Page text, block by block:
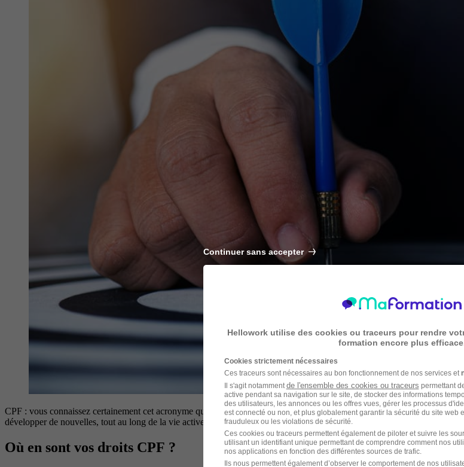
CPF : vous connaissez certainement cet acronyme qui désigne le compte personnel de formation (CPF). Ce dispositif
développer de nouvelles, tout au long de la vie active. Vous avez besoin de changement dans votre vie professionnelle ?
Où en sont vos droits CPF ?
Continuer sans accepter
Hellowork utilise des cookies ou traceurs pour rendre
formation encore plus
Cookies strictement nécessaires
Ces traceurs sont nécessaires au bon fonctionnement de nos services et
Il s'agit notamment de l'ensemble des cookies ou traceurs permettant
active pendant sa navigation sur le site, de stocker des informations
des utilisateurs, les annonces ou les offres vues, gérer les processus
est connecté ou non, et plus globalement garantir la sécurité du site web
frauduleux ou les violations de sécurité.
Ces cookies ou traceurs permettent également de piloter et suivre les
utilisant un identifiant unique permettant de comprendre comment nos
nos applications en fonction des différentes sources de trafic.
Ils nous permettent également d’observer le comportement de nos